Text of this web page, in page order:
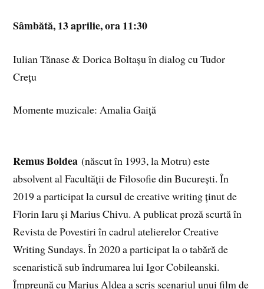
Sâmbătă, 13 aprilie, ora 11:30
Iulian Tănase & Dorica Boltașu în dialog cu Tudor
Crețu
Momente muzicale: Amalia Gaiță
Remus Boldea (născut în 1993, la Motru) este
absolvent al Facultății de Filosofie din București. În
2019 a participat la cursul de creative writing ținut de
Florin Iaru și Marius Chivu. A publicat proză scurtă în
Revista de Povestiri în cadrul atelierelor Creative
Writing Sundays. În 2020 a participat la o tabără de
scenaristică sub îndrumarea lui Igor Cobileanski.
Împreună cu Marius Aldea a scris scenariul unui film de